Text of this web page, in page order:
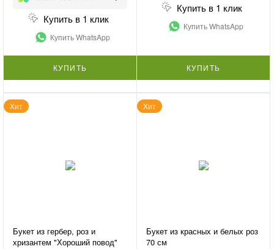
Купить в 1 клик
Купить WhatsApp
КУПИТЬ
Купить в 1 клик
Купить WhatsApp
КУПИТЬ
Хит
Букет из гербер, роз и
хризантем "Хороший повод"
Хит
Букет из красных и белых роз
70 см